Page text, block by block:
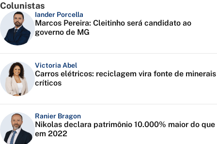
Colunistas
Iander Porcella
Marcos Pereira: Cleitinho será candidato ao
governo de MG
Victoria Abel
Carros elétricos: reciclagem vira fonte de minerais
críticos
Ranier Bragon
Nikolas declara patrimônio 10.000% maior do que
em 2022